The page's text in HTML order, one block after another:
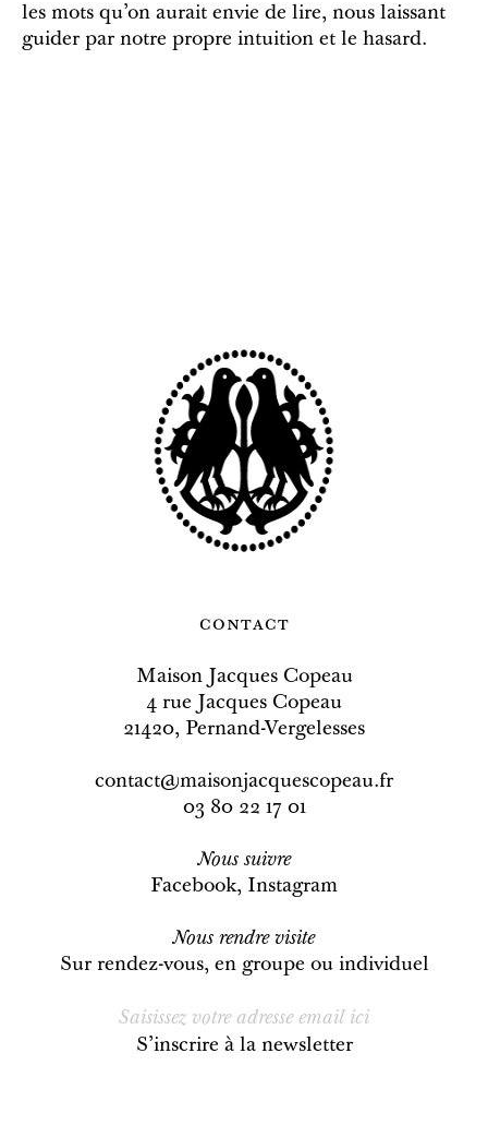
les mots qu’on aurait envie de lire, nous laissant
guider par notre propre intuition et le hasard.
contact
Maison Jacques Copeau
4 rue Jacques Copeau
21420, Pernand-Vergelesses
contact@maisonjacquescopeau.fr
03 80 22 17 01
Nous suivre
Facebook, Instagram
Nous rendre visite
Sur rendez-vous, en groupe ou individuel
S’inscrire à la newsletter